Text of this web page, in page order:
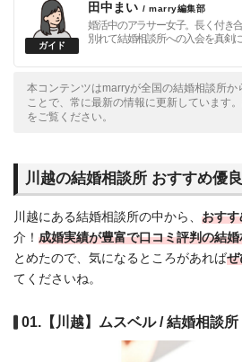
田中まい / marry編集部
婚活中のアラサー女子。長く付き
別れて結婚相談所への入会を真剣に
本コンテンツはmarryが全国の結婚相談所か
ことで、常に最新の情報に更新しています
をご覧ください。
川越の結婚相談所 おすすめ優
川越にある結婚相談所の中から、 おす
介！ 成婚実績が豊富で口コミ評判の結
とめたので、気になるところがあればぜ
てくださいね。
01.【川越】ムスベル / 結婚相談所